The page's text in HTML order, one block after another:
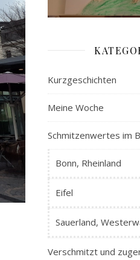
Kurzgeschichten
Meine Woche
Schmitzenwertes im
Bonn, Rheinland
Eifel
Sauerland,
Verschmitzt und